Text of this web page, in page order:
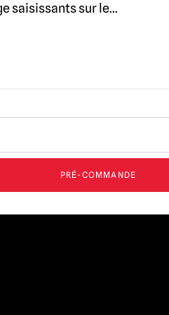
saisissants sur le...
PRÉ-COMMANDE